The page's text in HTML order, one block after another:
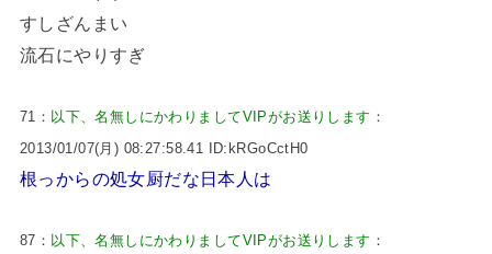
すしざんまい
流石にやりすぎ
71： 以下、名無しにかわりましてVIPがお送りします ：
2013/01/07(月) 08:27:58.41 ID:kRGoCctH0
根っからの処女厨だな日本人は
87： 以下、名無しにかわりましてVIPがお送りします ：